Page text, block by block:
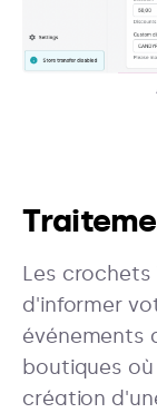
Les
d'informer
événements
boutiques
création